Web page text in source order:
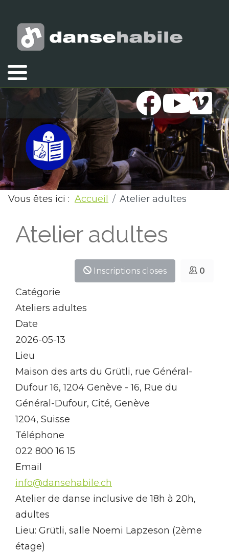
Vous êtes ici : Accueil Atelier adultes
Atelier adultes
Inscriptions closes 0
Catégorie
Ateliers adultes
Date
2026-05-13
Lieu
Maison des arts du Grütli, rue Général-
Dufour 16, 1204 Genève - 16, Rue du
Général-Dufour, Cité, Genève
1204, Suisse
Téléphone
022 800 16 15
Email
info@dansehabile.ch
Atelier de danse inclusive de 18h à 20h,
adultes
Lieu: Grütli, salle Noemi Lapzeson (2ème
étage)